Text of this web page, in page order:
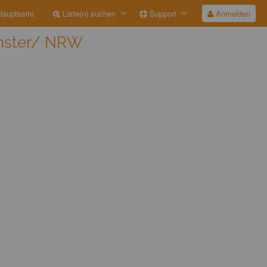
Liste(n) suchen Support Anmelden
NRW